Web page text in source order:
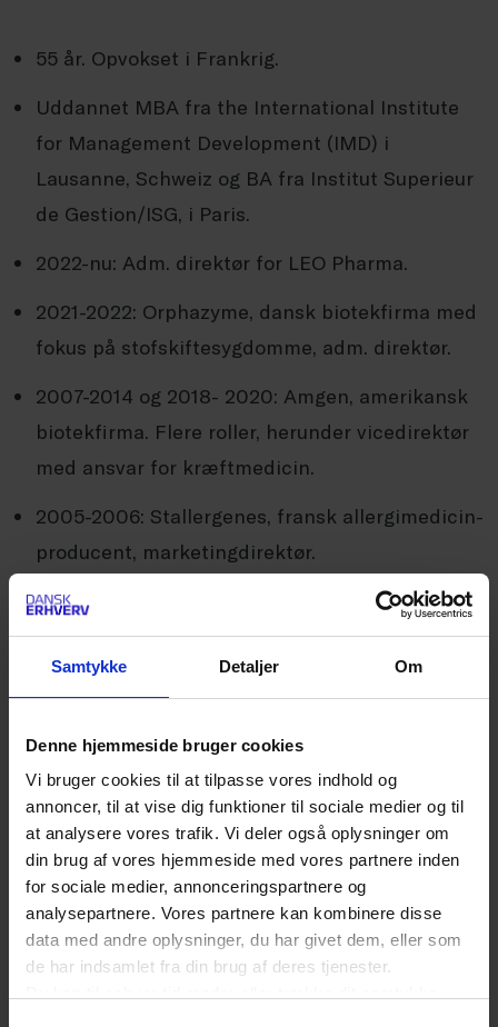
Samtykke Detaljer Om
Denne hjemmeside bruger cookies
Vi bruger cookies til at tilpasse vores indhold og
annoncer, til at vise dig funktioner til sociale medier og til
at analysere vores trafik. Vi deler også oplysninger om
din brug af vores hjemmeside med vores partnere inden
for sociale medier, annonceringspartnere og
analysepartnere. Vores partnere kan kombinere disse
data med andre oplysninger, du har givet dem, eller som
de har indsamlet fra din brug af deres tjenester.
55 år. Opvokset i Frankrig.
Uddannet MBA fra the International Institute
for Management Development (IMD) i
Lausanne, Schweiz og BA fra Institut Superieur
de Gestion/ISG, i Paris.
2022-nu: Adm. direktør for LEO Pharma.
2021-2022: Orphazyme, dansk biotekfirma med
fokus på stofskiftesygdomme, adm. direktør.
2007-2014 og 2018- 2020: Amgen, amerikansk
biotekfirma. Flere roller, herunder vicedirektør
med ansvar for kræftmedicin.
2005-2006: Stallergenes, fransk allergimedicin-
producent, marketingdirektør.
1993-2004: Sanofi, fransk medicinal- og
vaccinefabrikant. Flere roller, herunder
produktchef og afdelingschef.
Vi har stærke universiteter, et
fremragende offentligt
sundhedssystem, gode muligheder
for at tiltrække talent udefra og en
tradition for offentlig-private